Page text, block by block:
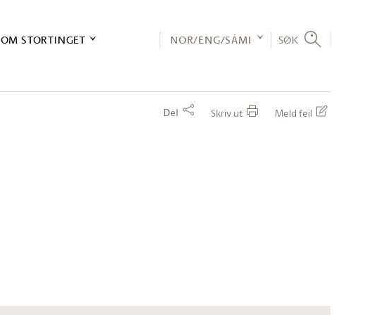
OM STORTINGET NOR/ENG/SÁMI SØK
Del Skriv ut Meld feil